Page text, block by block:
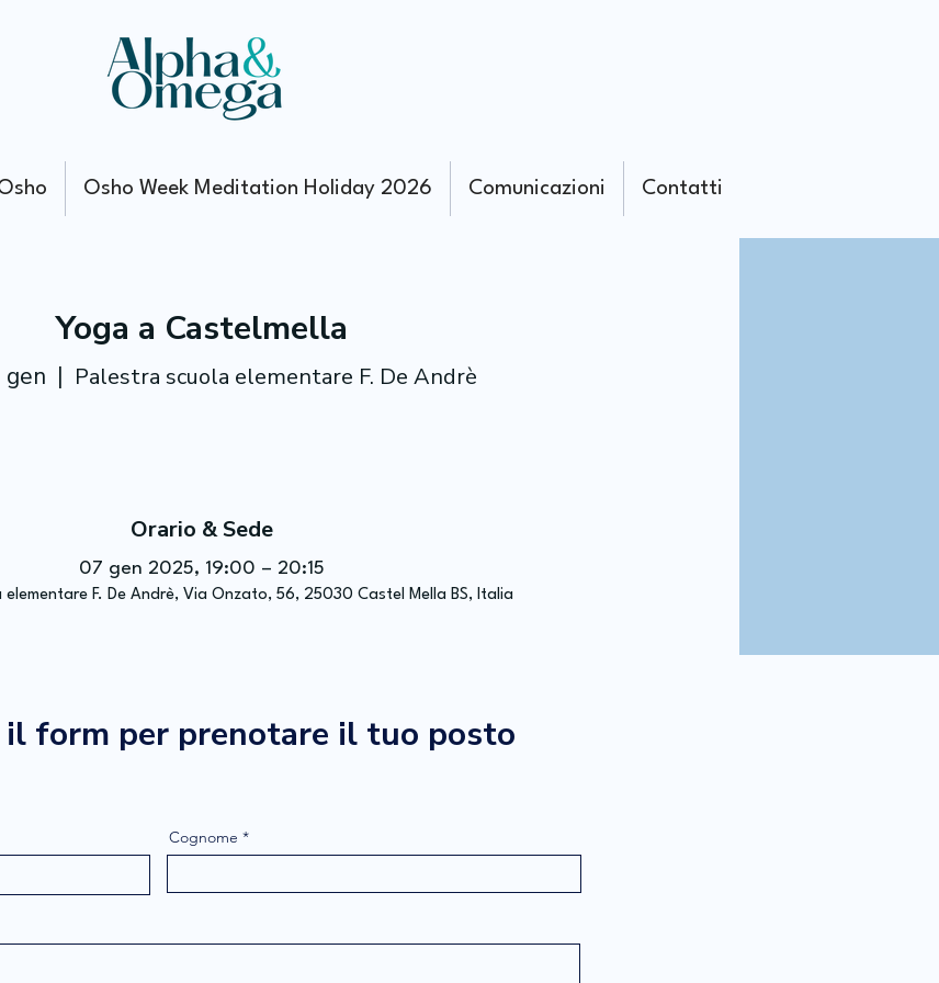
Osho Week Meditation Holiday 2026 Comunicazioni Contatti
Yoga a Castelmella
gen
  |
Palestra scuola elementare F. De Andrè
Orario & Sede
07 gen 2025, 19:00 – 20:15
elementare F. De Andrè, Via Onzato, 56, 25030 Castel Mella BS, Italia
il form per prenotare il tuo posto
Cognome